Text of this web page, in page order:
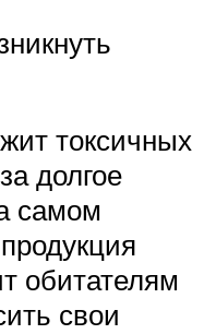
токсичных
долгое
самом
обитателям
свои